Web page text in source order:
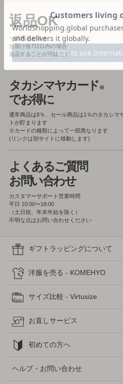
返品OK
一部商品を除き、
お届け後7日以内の場合
返品することが可能です
タカシマヤカード※
でお得に
通常商品は8％、セール商品は1％のタカシマ
トが貯まります
※カードの種類によって一部異なります
(リンクは別サイトに移動します)
よくあるご質問
お問い合わせ
カスタマーサポート営業時間
平日 10:00〜18:00
（土日祝、年末年始を除く）
不明な点はお問い合わせください
ギフトラッピングについて
洋服を売る - KOMEHYO
サイズ比較 - Virtusize
お直しサービス
初めての方へ
ヘルプ・お問い合わせ